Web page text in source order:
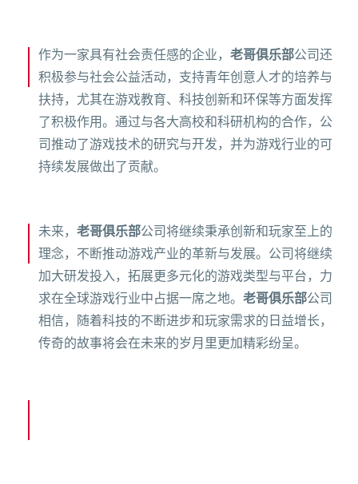
作为一家具有社会责任感的企业， 老哥俱乐部公司还
积极参与社会公益活动，支持青年创意人才的培养与
扶持，尤其在游戏教育、科技创新和环保等方面发挥
了积极作用。通过与各大高校和科研机构的合作，公
司推动了游戏技术的研究与开发，并为游戏行业的可
持续发展做出了贡献。
未来， 老哥俱乐部公司将继续秉承创新和玩家至上的
理念，不断推动游戏产业的革新与发展。公司将继续
加大研发投入，拓展更多元化的游戏类型与平台，力
求在全球游戏行业中占据一席之地。 老哥俱乐部公司
相信，随着科技的不断进步和玩家需求的日益增长，
传奇的故事将会在未来的岁月里更加精彩纷呈。